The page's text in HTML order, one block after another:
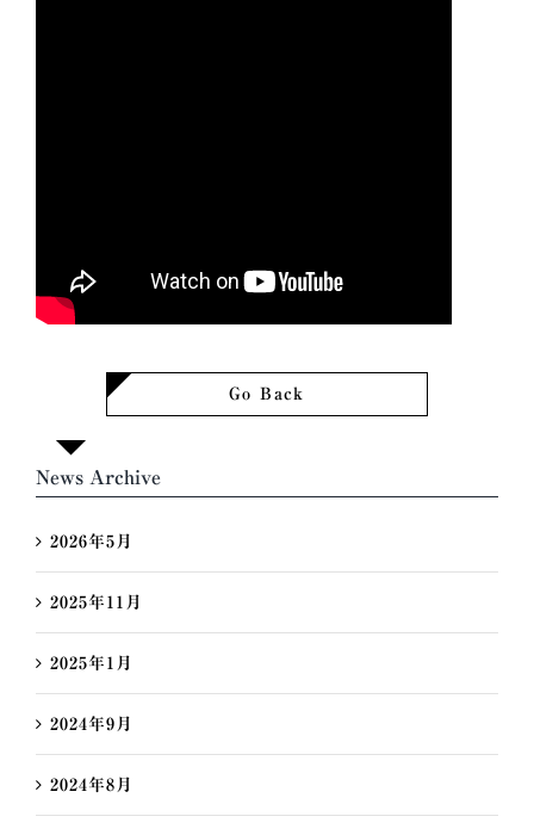
Go Back
News Archive
2026年5月
2025年11月
2025年1月
2024年9月
2024年8月